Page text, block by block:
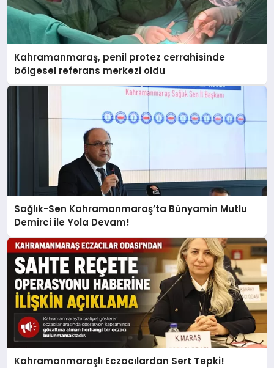
Kahramanmaraş, penil protez cerrahisinde
bölgesel referans merkezi oldu
Sağlık-Sen Kahramanmaraş’ta Bünyamin Mutlu
Demirci ile Yola Devam!
Kahramanmaraşlı Eczacılardan Sert Tepki!